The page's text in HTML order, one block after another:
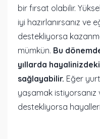
bir fırsat olabilir.
iyi hazırlanırsanız
destekliyorsa
mümkün. Bu
yıllarda
sağlayabilir. Eğer
yaşamak istiyorsanız
destekliyorsa